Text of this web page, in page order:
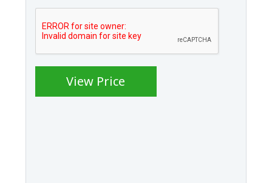
View Price